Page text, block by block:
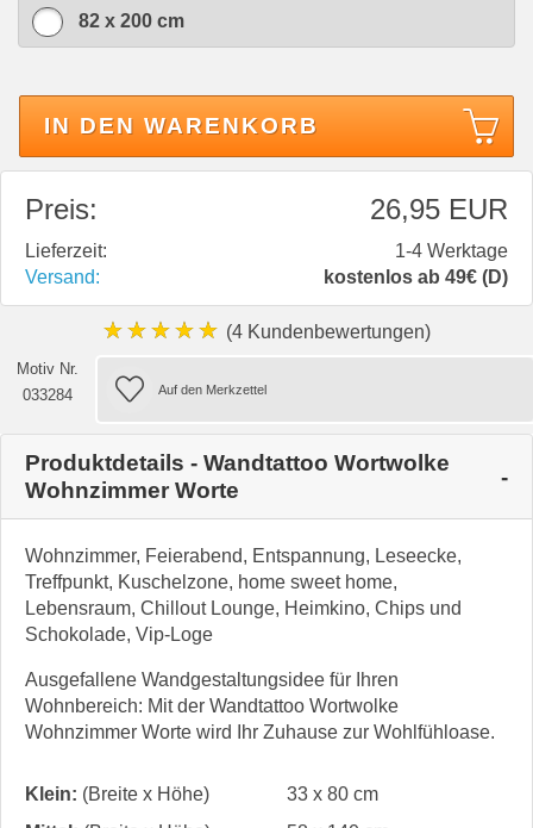
82 x 200 cm
IN DEN WARENKORB
Preis: 26,95 EUR
Lieferzeit:
1-4 Werktage
Versand:
kostenlos ab 49€ (D)
★★★★★ (4 Kundenbewertungen)
Motiv Nr.
033284
Produktdetails - Wandtattoo Wortwolke
Wohnzimmer Worte
Wohnzimmer, Feierabend, Entspannung, Leseecke,
Treffpunkt, Kuschelzone, home sweet home,
Lebensraum, Chillout Lounge, Heimkino, Chips und
Schokolade, Vip-Loge
Ausgefallene Wandgestaltungsidee für Ihren
Wohnbereich: Mit der Wandtattoo Wortwolke
Wohnzimmer Worte wird Ihr Zuhause zur Wohlfühloase.
Klein: (Breite x Höhe)
33 x 80 cm